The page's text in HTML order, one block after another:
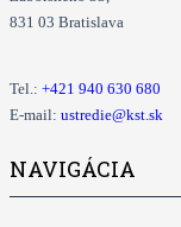
831 03 Bratislava
Tel.: +421 940 630 680
E-mail: ustredie@kst.sk
NAVIGÁCIA